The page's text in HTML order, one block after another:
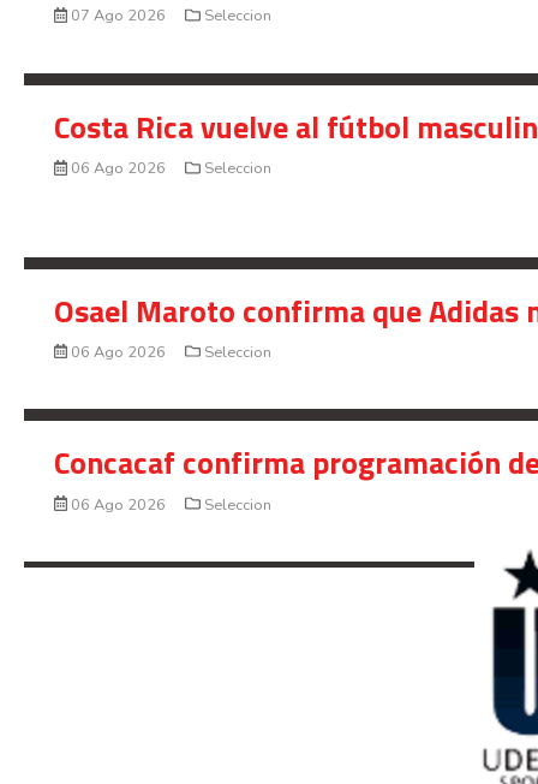
07 Ago 2026 Seleccion
Costa Rica vuelve al fútbol
06 Ago 2026 Seleccion
Osael Maroto confirma que Adidas
06 Ago 2026 Seleccion
Concacaf confirma programación
06 Ago 2026 Seleccion